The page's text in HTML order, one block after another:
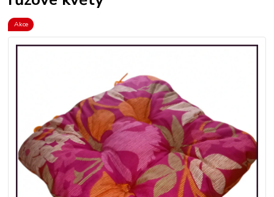
Akce